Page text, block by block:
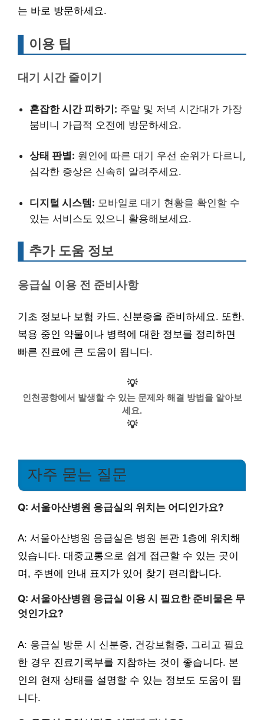
는 바로 방문하세요.
이용 팁
대기 시간 줄이기
혼잡한 시간 피하기: 주말 및 저녁 시간대가 가장
붐비니 가급적 오전에 방문하세요.
상태 판별: 원인에 따른 대기 우선 순위가 다르니,
심각한 증상은 신속히 알려주세요.
디지털 시스템: 모바일로 대기 현황을 확인할 수
있는 서비스도 있으니 활용해보세요.
추가 도움 정보
응급실 이용 전 준비사항
기초 정보나 보험 카드, 신분증을 준비하세요. 또한,
복용 중인 약물이나 병력에 대한 정보를 정리하면
빠른 진료에 큰 도움이 됩니다.
💡
인천공항에서 발생할 수 있는 문제와 해결 방법을 알아보
세요.
💡
자주 묻는 질문
Q: 서울아산병원 응급실의 위치는 어디인가요?
A: 서울아산병원 응급실은 병원 본관 1층에 위치해
있습니다. 대중교통으로 쉽게 접근할 수 있는 곳이
며, 주변에 안내 표지가 있어 찾기 편리합니다.
Q: 서울아산병원 응급실 이용 시 필요한 준비물은 무
엇인가요?
A: 응급실 방문 시 신분증, 건강보험증, 그리고 필요
한 경우 진료기록부를 지참하는 것이 좋습니다. 본
인의 현재 상태를 설명할 수 있는 정보도 도움이 됩
니다.